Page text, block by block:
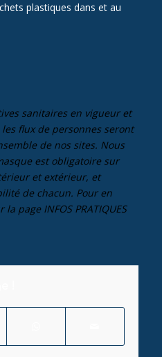
plastiques dans et au
sanitaires en vigueur et
flux de personnes seront
de nos sites. Nous
est obligatoire sur
et extérieur, et
de chacun. Pour en
la pageINFOS PRATIQUES